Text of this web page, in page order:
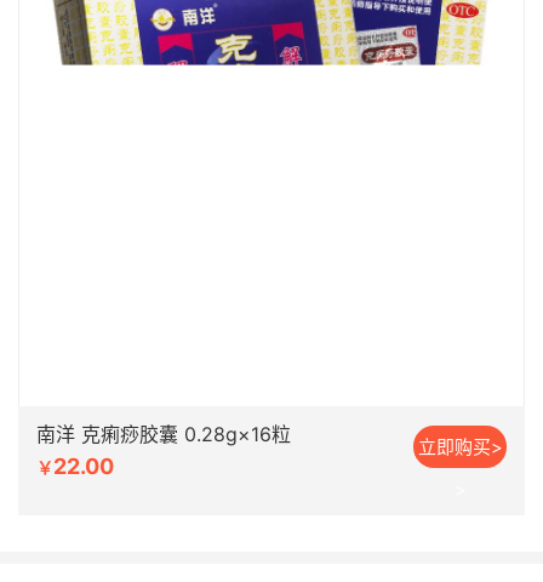
南洋 克痢痧胶囊 0.28g×16粒
￥22.00
立即购买>